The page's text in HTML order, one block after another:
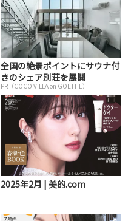
全国の絶景ポイントにサウナ付
きのシェア別荘を展開
PR（COCO VILLA on GOETHE）
2025年2月 | 美的.com